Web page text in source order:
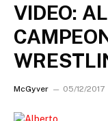
VIDEO:
McGyver 05/12/2017